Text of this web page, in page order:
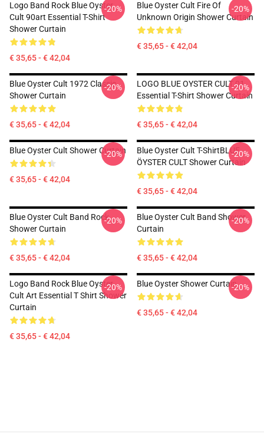
Logo Band Rock Blue Oyster
Cult 90art Essential T-Shirt
Shower Curtain
€ 35,65 - € 42,04
-20%
Blue Oyster Cult Fire Of
Unknown Origin Shower Curtain
€ 35,65 - € 42,04
-20%
Blue Oyster Cult 1972 Classic
Shower Curtain
€ 35,65 - € 42,04
-20%
LOGO BLUE OYSTER CULT 01
Essential T-Shirt Shower Curtain
€ 35,65 - € 42,04
-20%
Blue Oyster Cult Shower Curtain
€ 35,65 - € 42,04
-20%
Blue Oyster Cult T-ShirtBLUE
ÖYSTER CULT Shower Curtain
€ 35,65 - € 42,04
-20%
Blue Oyster Cult Band Rock
Shower Curtain
€ 35,65 - € 42,04
-20%
Blue Oyster Cult Band Shower
Curtain
€ 35,65 - € 42,04
-20%
Logo Band Rock Blue Oyster
Cult Art Essential T Shirt Shower
Curtain
€ 35,65 - € 42,04
-20% Blue Oyster Shower Curtain
€ 35,65 - € 42,04
-20%